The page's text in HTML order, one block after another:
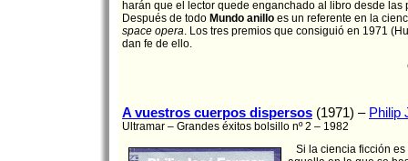
harán que el lector quede enganchado al libro desde las
Después de todo Mundo anillo es un referente en la
space opera. Los tres premios que consiguió en 1971
dan fe de ello.
A vuestros cuerpos dispersos (1971) – Philip
Ultramar – Grandes éxitos bolsillo nº 2 – 1982
Si la ciencia ficción